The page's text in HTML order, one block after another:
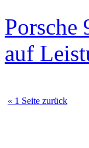
Porsche
auf
« 1 Seite zurück